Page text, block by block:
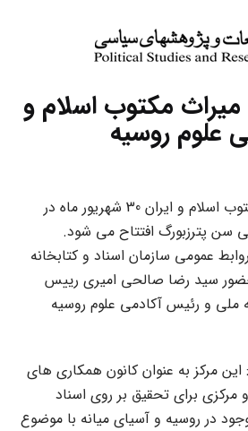
میراث مکتوب اسلام و
علوم روسیه
مرکز مطالعات میراث مکتوب اسلام و ایران 30 شهریور ماه در
سن پترزبورگ افتتاح می شود.
عمومی سازمان اسناد و کتابخانه
سید رضا صالحی امیری رییس
ملی و رئیس آکادمی علوم روسیه
این مرکز به عنوان کانون همکاری های
مرکزی برای تحقیق بر روی اسناد
در روسیه و آسیای میانه با موضوع